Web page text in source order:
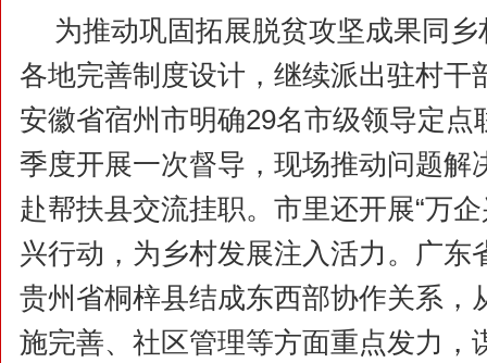
为推动巩固拓展脱贫攻坚成果同
各地完善制度设计，继续派出驻村干
安徽省宿州市明确29名市级领导定点
季度开展一次督导，现场推动问题解
赴帮扶县交流挂职。市里还开展“万
兴行动，为乡村发展注入活力。广东
贵州省桐梓县结成东西部协作关系，
施完善、社区管理等方面重点发力，